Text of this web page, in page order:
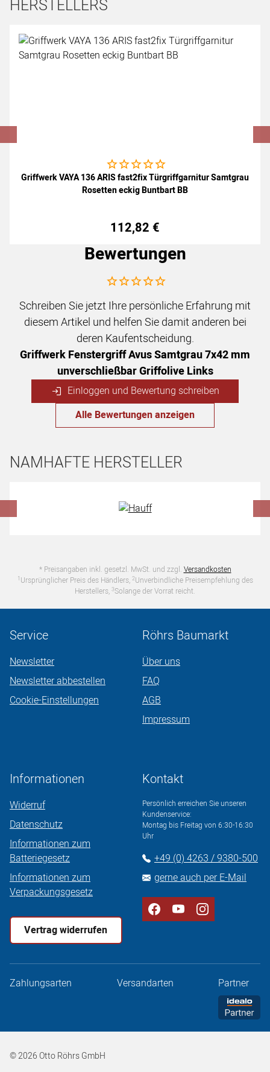
HERSTELLERS
Artikel überspringen
Noch keine Bewertungen abgegeben
Griffwerk VAYA 136 ARIS fast2fix Türgriffgarnitur Samtgrau
Rosetten eckig Buntbart BB
112,82 €
Bewertungen
Noch keine Bewertungen abgegeben
Schreiben Sie jetzt Ihre persönliche Erfahrung mit
diesem Artikel und helfen Sie damit anderen bei
deren Kaufentscheidung.
Griffwerk Fenstergriff Avus Samtgrau 7x42 mm
unverschließbar Griffolive Links
Einloggen und Bewertung schreiben
Alle Bewertungen anzeigen
NAMHAFTE HERSTELLER
* Preisangaben inkl. gesetzl. MwSt. und zzgl. Versandkosten
1 Ursprünglicher Preis des Händlers, 2Unverbindliche Preisempfehlung des
Herstellers, 3Solange der Vorrat reicht.
Service
Newsletter
Newsletter abbestellen
Cookie-Einstellungen
Röhrs Baumarkt
Über uns
FAQ
AGB
Impressum
Informationen
Widerruf
Datenschutz
Informationen zum
Batteriegesetz
Informationen zum
Verpackungsgesetz
Vertrag widerrufen
Kontakt
Persönlich erreichen Sie unseren
Kundenservice:
Montag bis Freitag von 6:30-16:30
Uhr
+49 (0) 4263 / 9380-500
gerne auch per E-Mail
Zahlungsarten Versandarten Partner
© 2026 Otto Röhrs GmbH